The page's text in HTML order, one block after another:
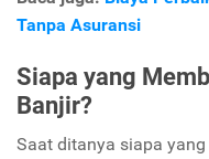
Tanpa Asuransi
Siapa yang
Banjir?
Saat ditanya siapa